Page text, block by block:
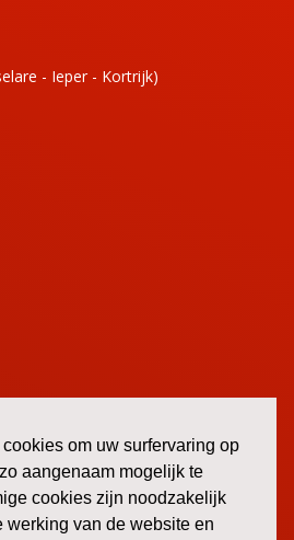
om uw surfervaring op
aangenaam mogelijk te
cookies zijn noodzakelijk
werking van de website en
- Ieper - Kortrijk)
abvv.be